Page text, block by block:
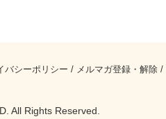
バシーポリシー / メルマガ登録・解除/
All Rights Reserved.